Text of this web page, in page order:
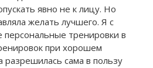
явно не к лицу. Но
желать лучшего. Я с
тренировки в
при хорошем
разрешилась сама в пользу